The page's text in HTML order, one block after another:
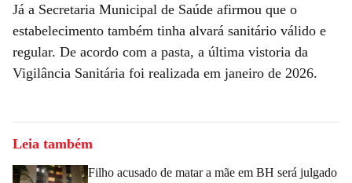
Já a Secretaria Municipal de Saúde afirmou que o
estabelecimento também tinha alvará sanitário válido e
regular. De acordo com a pasta, a última vistoria da
Vigilância Sanitária foi realizada em janeiro de 2026.
Leia também
Filho acusado de matar a mãe em BH será julgado